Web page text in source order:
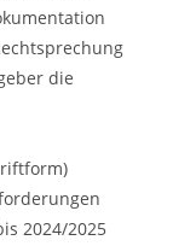
die
2024/2025